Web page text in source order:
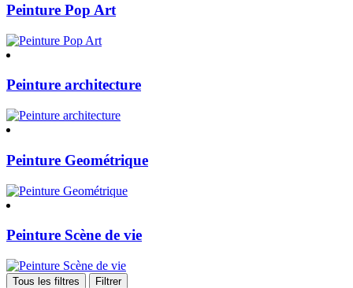
Peinture Pop Art
Peinture architecture
Peinture Geométrique
Peinture Scène de vie
Tous les filtres
Filtrer